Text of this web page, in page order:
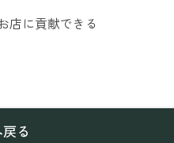
店に貢献できる
る